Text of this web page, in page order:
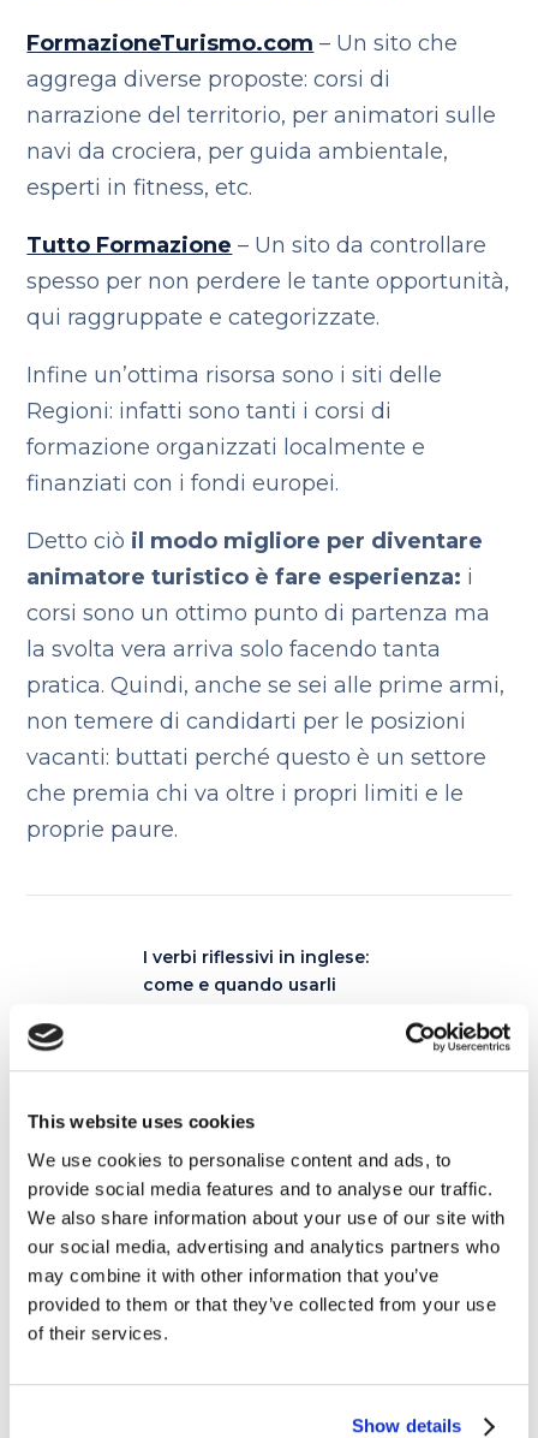
This website uses cookies
We use cookies to personalise content and ads, to
provide social media features and to analyse our traffic.
We also share information about your use of our site with
our social media, advertising and analytics partners who
may combine it with other information that you’ve
provided to them or that they’ve collected from your use
of their services.
Show details
FormazioneTurismo.com – Un sito che
aggrega diverse proposte: corsi di
narrazione del territorio, per animatori sulle
navi da crociera, per guida ambientale,
esperti in fitness, etc.
Tutto Formazione – Un sito da controllare
spesso per non perdere le tante opportunità,
qui raggruppate e categorizzate.
Infine un’ottima risorsa sono i siti delle
Regioni: infatti sono tanti i corsi di
formazione organizzati localmente e
finanziati con i fondi europei.
Detto ciò il modo migliore per diventare
animatore turistico è fare esperienza: i
corsi sono un ottimo punto di partenza ma
la svolta vera arriva solo facendo tanta
pratica. Quindi, anche se sei alle prime armi,
non temere di candidarti per le posizioni
vacanti: buttati perché questo è un settore
che premia chi va oltre i propri limiti e le
proprie paure.
I verbi riflessivi in inglese:
come e quando usarli
I film di animazione in
Articoli correlati